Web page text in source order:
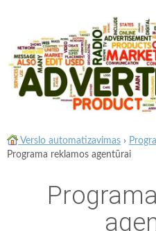
Verslo automatizavimas ›
Programa reklamos agentūrai